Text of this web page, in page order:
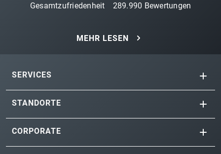
Gesamtzufriedenheit 289.990 Bewertungen
MEHR LESEN
SERVICES
STANDORTE
CORPORATE